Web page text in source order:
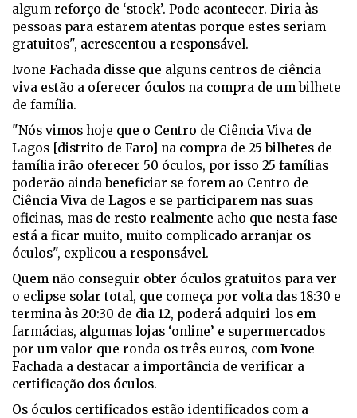
algum reforço de ‘stock’. Pode acontecer. Diria às
pessoas para estarem atentas porque estes seriam
gratuitos", acrescentou a responsável.
Ivone Fachada disse que alguns centros de ciência
viva estão a oferecer óculos na compra de um bilhete
de família.
"Nós vimos hoje que o Centro de Ciência Viva de
Lagos [distrito de Faro] na compra de 25 bilhetes de
família irão oferecer 50 óculos, por isso 25 famílias
poderão ainda beneficiar se forem ao Centro de
Ciência Viva de Lagos e se participarem nas suas
oficinas, mas de resto realmente acho que nesta fase
está a ficar muito, muito complicado arranjar os
óculos", explicou a responsável.
Quem não conseguir obter óculos gratuitos para ver
o eclipse solar total, que começa por volta das 18:30 e
termina às 20:30 de dia 12, poderá adquiri-los em
farmácias, algumas lojas ‘online’ e supermercados
por um valor que ronda os três euros, com Ivone
Fachada a destacar a importância de verificar a
certificação dos óculos.
Os óculos certificados estão identificados com a